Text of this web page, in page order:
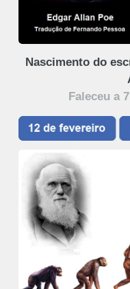
Nascimento do
Faleceu a